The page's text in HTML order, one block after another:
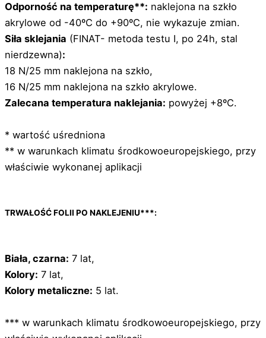
Odporność na temperaturę**: naklejona na szkło
akrylowe od -40ºC do +90ºC, nie wykazuje zmian.
Siła sklejania (FINAT- metoda testu I, po 24h, stal
nierdzewna):
18 N/25 mm naklejona na szkło,
16 N/25 mm naklejona na szkło akrylowe.
Zalecana temperatura naklejania: powyżej +8ºC.
* wartość uśredniona
** w warunkach klimatu środkowoeuropejskiego, przy
właściwie wykonanej aplikacji
TRWAŁOŚĆ FOLII PO NAKLEJENIU***:
Biała, czarna: 7 lat,
Kolory: 7 lat,
Kolory metaliczne: 5 lat.
*** w warunkach klimatu środkowoeuropejskiego, przy